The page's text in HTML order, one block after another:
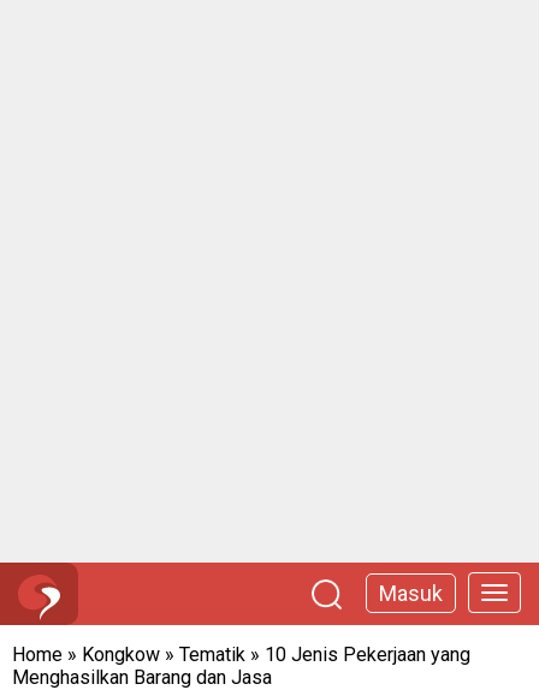
Masuk
Home » Kongkow » Tematik » 10 Jenis Pekerjaan yang
Menghasilkan Barang dan Jasa